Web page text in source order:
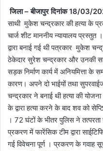
जिला – बीजापुर दिनांक 18/03/
साथी मुकेश चन्द्रकार की हत्या के
चार्ज शीट माननीय न्यायालय
द्वारा बनाई गई थी पत्रकार मुकेश
ठेकेदार सुरेश चन्द्रकार और उनकी
सड़क निर्माण कार्य में अनियमित्ता के
कारण। अपने दो भाईयों तथा
चन्द्रकार ने बनाई थी हत्या की
के द्वारा हत्या करने के बाद शव को
। 72 घंटों के भीतर पुलिस ने तत्परता
प्रकरण में फारेंसिक टीम द्वारा
गई विवेचना पूर्ण । प्रकरण के गवाह